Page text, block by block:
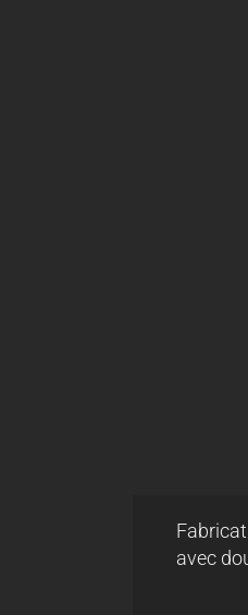
avec